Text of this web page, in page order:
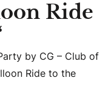
Ride
by CG – Club of
by CG – Club of
Ride to the